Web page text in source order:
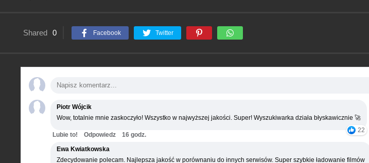
Shared 0 Facebook Twitter
Piotr Wójcik
Wow, totalnie mnie zaskoczyło! Wszystko w najwyższej jakości. Super! Wyszukiwarka działa błyskawicznie 🚀
22
Lubie to! Odpowiedz
16 godz.
Ewa Kwiatkowska
Zdecydowanie polecam. Najlepsza jakość w porównaniu do innych serwisów. Super szybkie ładowanie filmów